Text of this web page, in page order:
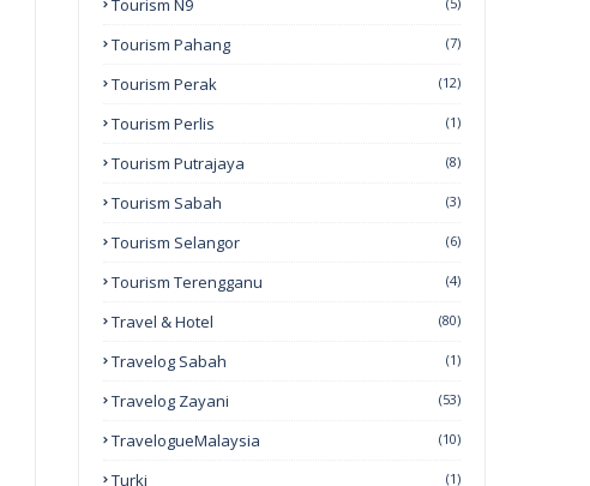
Tourism N9
Tourism Pahang (7)
Tourism Perak (12)
Tourism Perlis (1)
Tourism Putrajaya (8)
Tourism Sabah (3)
Tourism Selangor (6)
Tourism Terengganu (4)
Travel & Hotel (80)
Travelog Sabah (1)
Travelog Zayani (53)
TravelogueMalaysia (10)
Turki (1)